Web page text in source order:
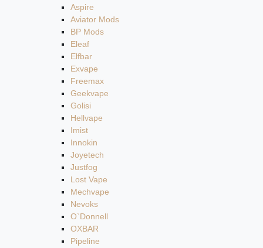
Aspire
Aviator Mods
BP Mods
Eleaf
Elfbar
Exvape
Freemax
Geekvape
Golisi
Hellvape
Imist
Innokin
Joyetech
Justfog
Lost Vape
Mechvape
Nevoks
O`Donnell
OXBAR
Pipeline